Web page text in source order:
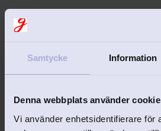
Samtycke Information
Denna webbplats använder
Vi använder enhetsidentifierare för
Lägg till i